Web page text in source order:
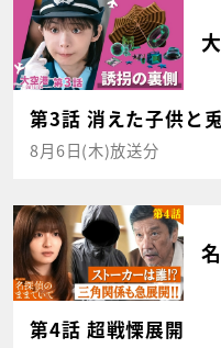
第3話 消えた子供と
8月6日(木)放送分
第4話 超戦慄展開